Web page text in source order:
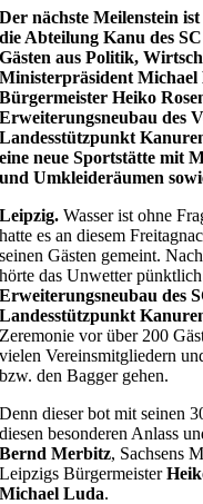
Der nächste Meilenstein
die Abteilung Kanu des
Gästen aus Politik,
Ministerpräsident
Bürgermeister Heiko
Erweiterungsneubau des
Landesstützpunkt
eine neue Sportstätte mit
und Umkleideräumen
Leipzig.Wasser ist ohne
hatte es an diesem
seinen Gästen gemeint.
hörte das Unwetter
Erweiterungsneubau des
Landesstützpunkt
Zeremonie vor über 200
vielen Vereinsmitgliedern
bzw. den Bagger gehen.
Denn dieser bot mit seinen
diesen besonderen Anlass
Bernd Merbitz, Sachsens
Leipzigs Bürgermeister
Michael Luda.